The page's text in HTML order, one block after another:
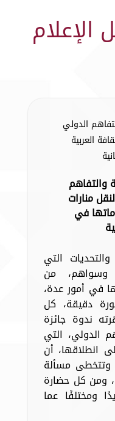
الإعلام
والتفاهم
منارات
في
التي
وسواهم، من
في أمور عدة،
دقيقة، كل
ندوة جائزة
الدولي، التي
انطلاقها، أن
وتتخطى مسألة
ومن كل حضارة
ومختلفًا عما